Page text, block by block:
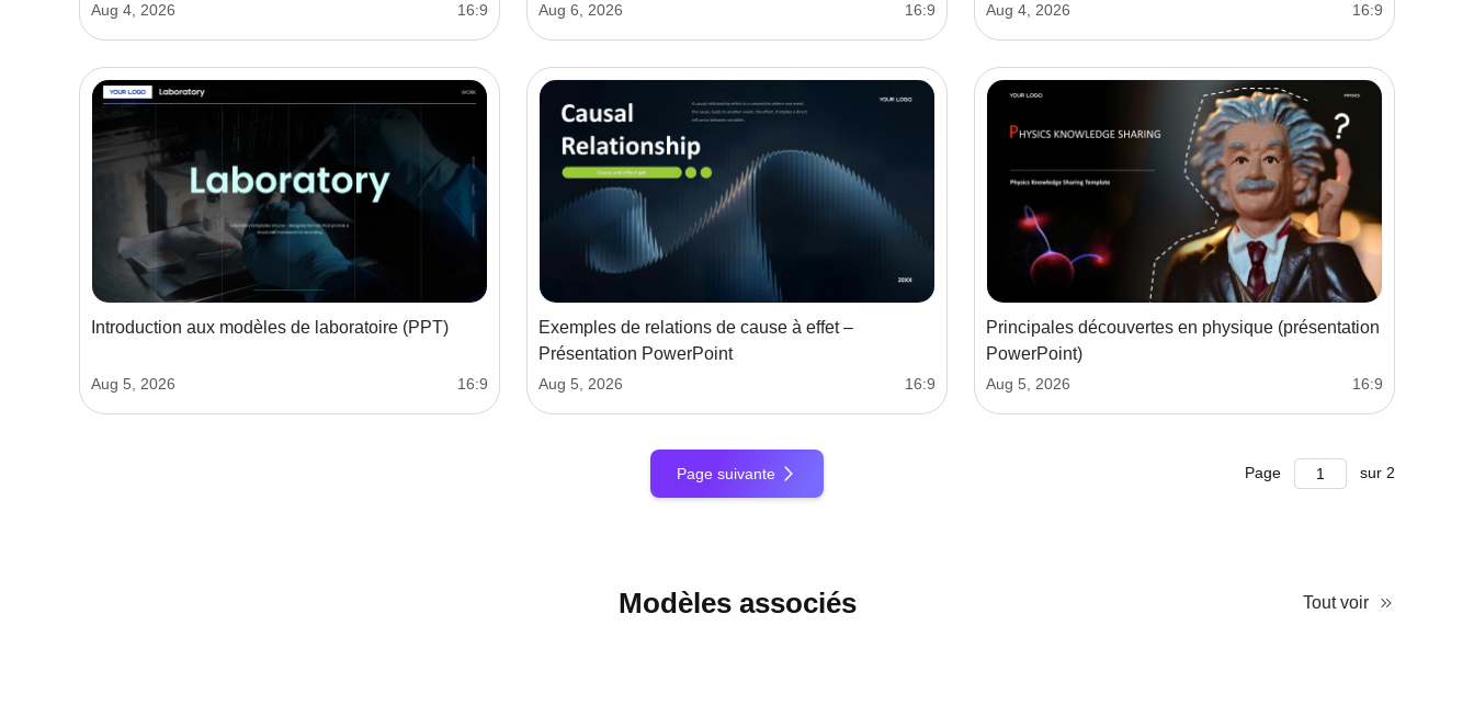
Aug 4, 2026 16:9 Aug 6, 2026 16:9 Aug 4, 2026 16:9
Introduction aux modèles de laboratoire (PPT)
Aug 5, 2026 16:9
Exemples de relations de cause à effet –
Présentation PowerPoint
Aug 5, 2026 16:9
Principales découvertes en physique (présentation
PowerPoint)
Aug 5, 2026 16:9
Page suivante Page sur 2
Modèles associés Tout voir